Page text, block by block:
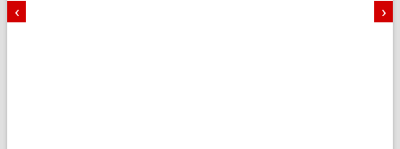
‹ ›